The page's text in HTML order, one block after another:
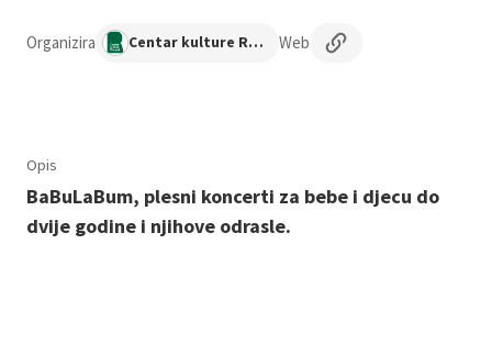
Organizira Centar kulture Ribnjak Web
Opis
BaBuLaBum, plesni koncerti za bebe i djecu do
dvije godine i njihove odrasle.